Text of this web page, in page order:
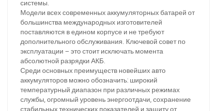
системы.
Модели всех современных аккумуляторных батарей от
большинства международных изготовителей
поставляются в едином корпусе и не требуют
дополнительного обслуживания. Ключевой совет по
эксплуатации – это стоит исключать момента
абсолютной разрядки АКБ.
Среди основных преимуществ новейших авто
аккумуляторов можно обозначить: широкий
температурный диапазон при различных режимах
службы, огромный уровень энергоотдачи, сохранение
стабильных технических показателей и защиту от